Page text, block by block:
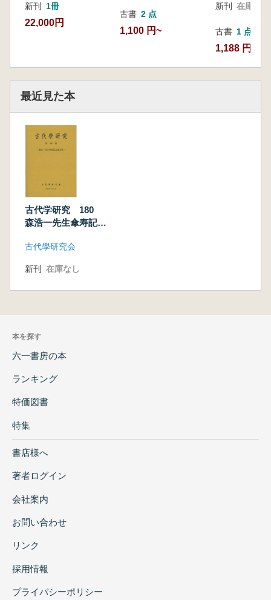
新刊 1冊
22,000円
古書 2 点
1,100 円~
新刊 在庫なし
古書 1 点
1,188 円
最近見た本
古代学研究 180
森浩一先生傘寿記念
古代學研究会
新刊 在庫なし
本を探す
六一書房の本
ランキング
特価図書
特集
書店様へ
著者ログイン
会社案内
お問い合わせ
リンク
採用情報
プライバシーポリシー